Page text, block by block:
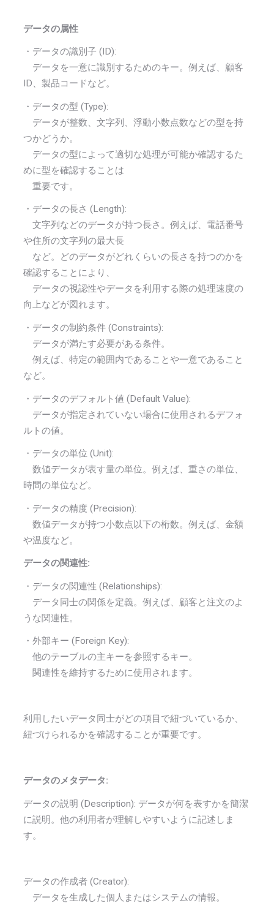
データの属性
・データの識別子 (ID):
データを一意に識別するためのキー。例えば、顧客
ID、製品コードなど。
・データの型 (Type):
データが整数、文字列、浮動小数点数などの型を持
つかどうか。
データの型によって適切な処理が可能か確認するた
めに型を確認することは
重要です。
・データの長さ (Length):
文字列などのデータが持つ長さ。例えば、電話番号
や住所の文字列の最大長
など。どのデータがどれくらいの長さを持つのかを
確認することにより、
データの視認性やデータを利用する際の処理速度の
向上などが図れます。
・データの制約条件 (Constraints):
データが満たす必要がある条件。
例えば、特定の範囲内であることや一意であること
など。
・データのデフォルト値 (Default Value):
データが指定されていない場合に使用されるデフォ
ルトの値。
・データの単位 (Unit):
数値データが表す量の単位。例えば、重さの単位、
時間の単位など。
・データの精度 (Precision):
数値データが持つ小数点以下の桁数。例えば、金額
や温度など。
データの関連性:
・データの関連性 (Relationships):
データ同士の関係を定義。例えば、顧客と注文のよ
うな関連性。
・外部キー (Foreign Key):
他のテーブルの主キーを参照するキー。
関連性を維持するために使用されます。
利用したいデータ同士がどの項目で紐づいているか、
紐づけられるかを確認することが重要です。
データのメタデータ:
データの説明 (Description): データが何を表すかを簡潔
に説明。他の利用者が理解しやすいように記述しま
す。
データの作成者 (Creator):
データを生成した個人またはシステムの情報。